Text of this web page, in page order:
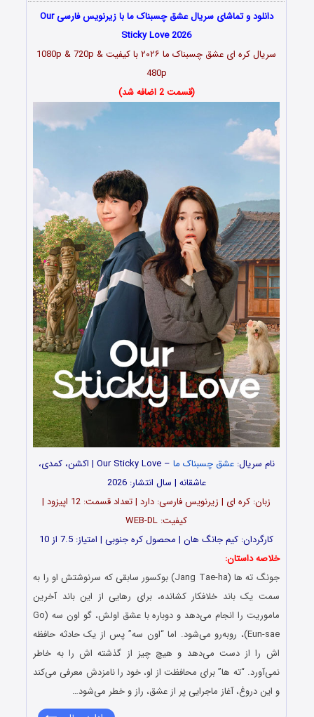
دانلود و تماشای سریال عشق چسبناک ما با زیرنویس فارسی Our
Sticky Love 2026
سریال کره ای عشق چسبناک ما ۲۰۲۶
با کیفیت 1080p & 720p &
480p
(قسمت 2 اضافه شد)
نام سریال:عشق چسبناک ما
– Our Sticky Love | اکشن، کمدی،
عاشقانه | سال انتشار: 2026
زبان: کره ای | زیرنویس فارسی: دارد | تعداد قسمت: 12 اپیزود |
کیفیت: WEB-DL
کارگردان: کیم جانگ هان | محصول کره جنوبی | امتیاز: 7.5 از 10
خلاصه داستان:
جونگ ته ها (Jang Tae-ha) بوکسور سابقی که سرنوشتش او را به
سمت یک باند خلافکار کشانده، برای رهایی از این باند آخرین
ماموریت را انجام می‌دهد و دوباره با عشق اولش، گو اون‌ سه (Go
Eun-sae)، روبه‌رو می‌شود. اما “اون‌ سه” پس از یک حادثه حافظه‌
اش را از دست می‌دهد و هیچ‌ چیز از گذشته‌ اش را به خاطر
نمی‌آورد. “ته ها” برای محافظت از او، خود را نامزدش معرفی می‌کند
و این دروغ، آغاز ماجرایی پر از عشق، راز و خطر می‌شود…